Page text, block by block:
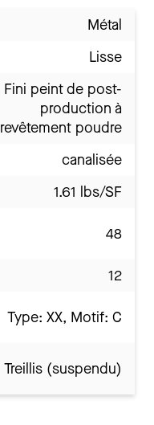
Métal
Lisse
Fini peint de post-
production à
revêtement poudre
canalisée
1.61 lbs/SF
48
12
Type: XX, Motif: C
Treillis (suspendu)